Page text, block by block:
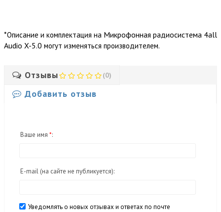
*Описание и комплектация на Микрофонная радиосистема 4all
Audio X-5.0 могут изменяться производителем.
Отзывы (0)
Добавить отзыв
Ваше имя *:
E-mail (на сайте не публикуется):
Уведомлять о новых отзывах и ответах по почте